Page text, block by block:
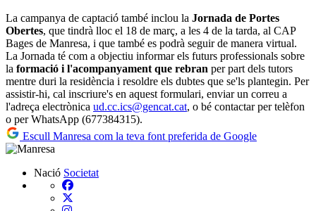
La campanya de captació també inclou la Jornada de Portes
Obertes, que tindrà lloc el 18 de març, a les 4 de la tarda, al CAP
Bages de Manresa, i que també es podrà seguir de manera virtual.
La Jornada té com a objectiu informar els futurs professionals sobre
la formació i l'acompanyament que rebran per part dels tutors
mentre duri la residència i resoldre els dubtes que se'ls plantegin. Per
assistir-hi, cal inscriure's en aquest formulari, enviar un correu a
l'adreça electrònica ud.cc.ics@gencat.cat, o bé contactar per telèfon
o per WhatsApp (677384315).
Escull Manresa com la teva font preferida de Google
Nació Societat